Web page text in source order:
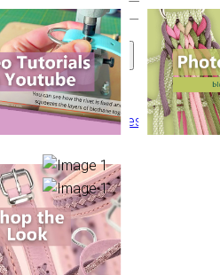
Assortiment
Accessoires Boucles